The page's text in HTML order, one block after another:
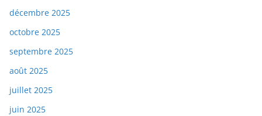
décembre 2025
octobre 2025
septembre 2025
août 2025
juillet 2025
juin 2025